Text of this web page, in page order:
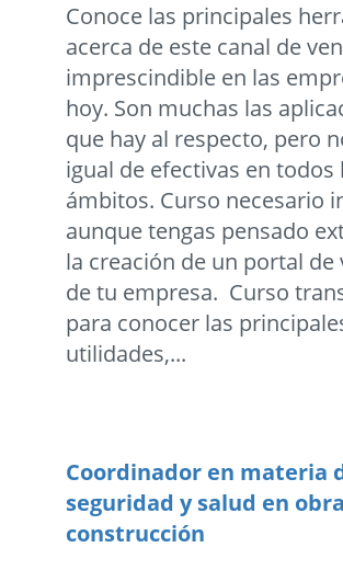
Conoce las principales
acerca de este canal de
imprescindible en las
hoy. Son muchas las
que hay al respecto, pero
igual de efectivas en todos
ámbitos. Curso necesario
aunque tengas pensado
la creación de un portal de
de tu empresa. Curso
para conocer las
utilidades,...
Coordinador en materia
seguridad y salud en
construcción